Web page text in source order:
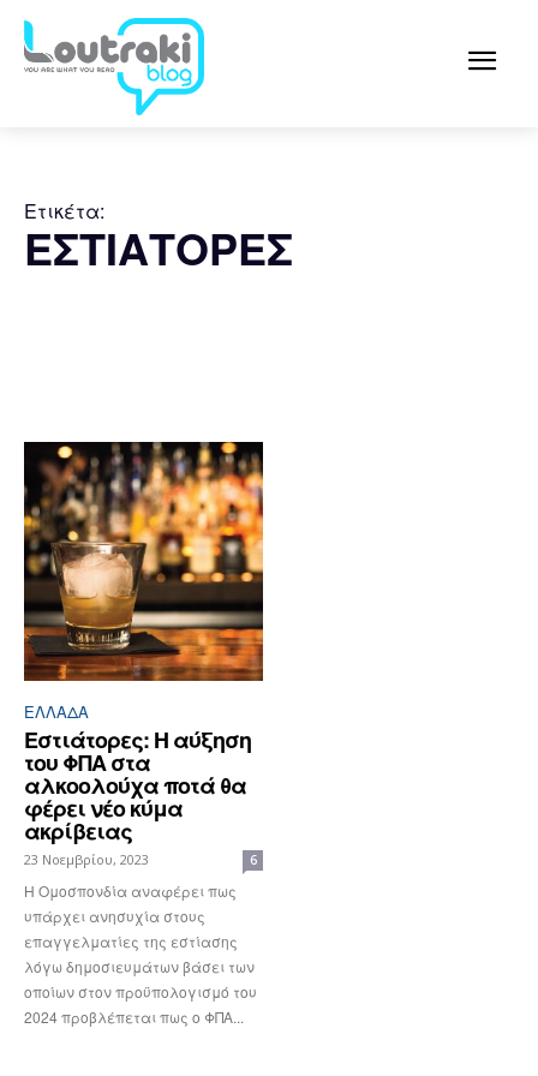
Ετικέτα:
ΕΣΤΙΑΤΟΡΕΣ
ΕΛΛΆΔΑ
Εστιάτορες: Η αύξηση
του ΦΠΑ στα
αλκοολούχα ποτά θα
φέρει νέο κύμα
ακρίβειας
23 Νοεμβρίου, 2023 6
Η Ομοσπονδία αναφέρει πως
υπάρχει ανησυχία στους
επαγγελματίες της εστίασης
λόγω δημοσιευμάτων βάσει των
οποίων στον προϋπολογισμό του
2024 προβλέπεται πως ο ΦΠΑ...